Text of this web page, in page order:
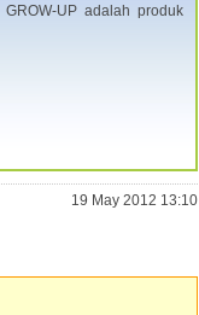
UP adalah produk
19 May 2012 13:10